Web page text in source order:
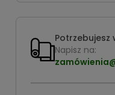
Potrzebujesz
Napisz na: